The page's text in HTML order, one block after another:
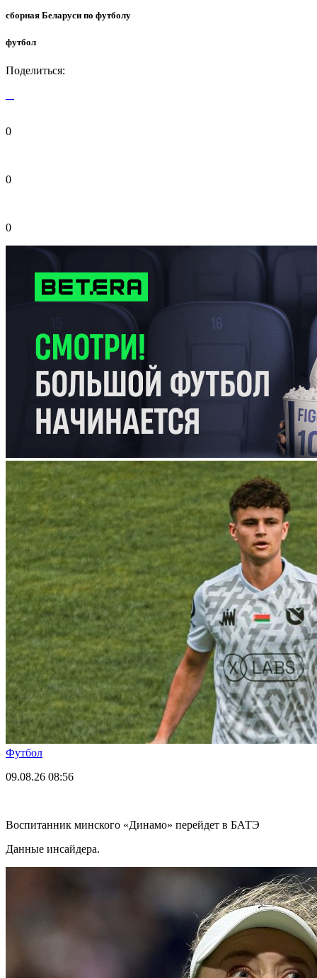
сборная Беларуси по футболу
футбол
Поделиться:
0
0
0
Футбол
09.08.26 08:56
Воспитанник минского «Динамо» перейдет в БАТЭ
Данные инсайдера.